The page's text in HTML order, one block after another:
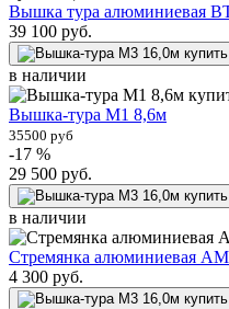
Вышка тура алюминиевая
39 100 руб.
в наличии
Вышка-тура М1 8,6м
35500 руб
-17 %
29 500 руб.
в наличии
Стремянка алюминиевая
4 300 руб.